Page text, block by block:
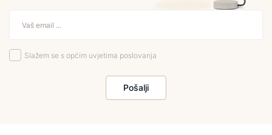
Slažem se s općim uvjetima poslovanja
Pošalji